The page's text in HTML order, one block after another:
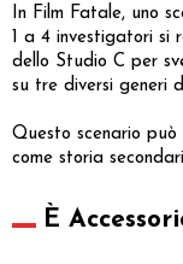
In Film Fatale, uno
1 a 4 investigatori si
dello Studio C per
su tre diversi generi
Questo scenario può
come storia
È